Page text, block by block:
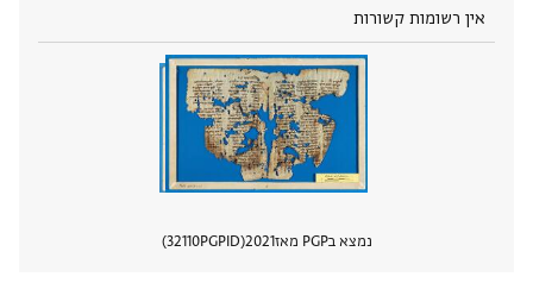
אין רשומות קשורות
נמצא בPGP מאז 2021
PGPID
32110